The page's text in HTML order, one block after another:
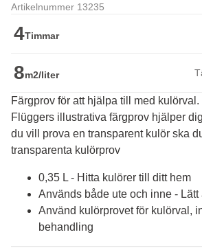
Artikelnummer 13235
4Timmar
8m2/liter
Färgprov för att hjälpa till med kulörval.
Flüggers illustrativa färgprov hjälper
du vill prova en transparent kulör ska
transparenta kulörprov
0,35 L - Hitta kulörer till ditt hem
Används både ute och inne - Lätt
Använd kulörprovet för kulörval,
behandling